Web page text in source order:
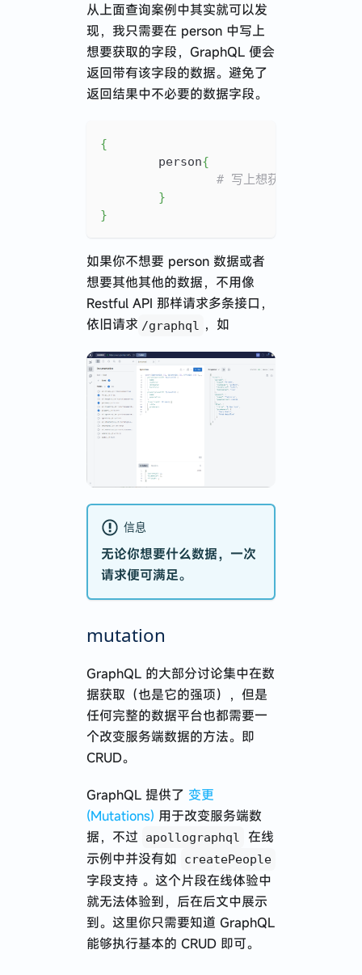
从上面查询案例中其实就可以发
现，我只需要在 person 中写上
想要获取的字段，GraphQL 便会
返回带有该字段的数据。避免了
返回结果中不必要的数据字段。
{
person{
# 写上想获取的字段
}
}
如果你不想要 person 数据或者
想要其他其他的数据，不用像
Restful API 那样请求多条接口，
依旧请求 /graphql ，如
信息
无论你想要什么数据，一次
请求便可满足。
mutation
GraphQL 的大部分讨论集中在数
据获取（也是它的强项），但是
任何完整的数据平台也都需要一
个改变服务端数据的方法。即
CRUD。
GraphQL 提供了 变更
(Mutations) 用于改变服务端数
据，不过
apollographql
在线
示例中并没有如
createPeople
字段支持 。这个片段在线体验中
就无法体验到，后在后文中展示
到。这里你只需要知道 GraphQL
能够执行基本的 CRUD 即可。